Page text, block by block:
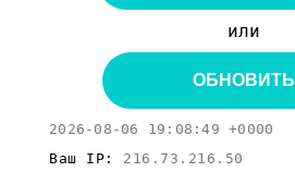
или
ОБНОВИТЬ
2026-08-06 19:08:49 +0000
Ваш IP: 216.73.216.50